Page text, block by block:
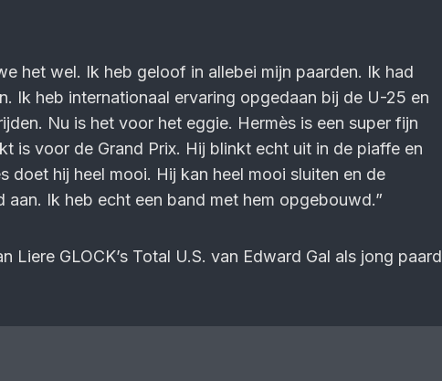
het wel. Ik heb geloof in allebei mijn paarden. Ik had
Ik heb internationaal ervaring opgedaan bij de U-25 en
Nu is het voor het eggie. Hermès is een super fijn
is voor de Grand Prix. Hij blinkt echt uit in de piaffe en
doet hij heel mooi. Hij kan heel mooi sluiten en de
aan. Ik heb echt een band met hem opgebouwd.”
Liere GLOCK’s Total U.S. van Edward Gal als jong paard